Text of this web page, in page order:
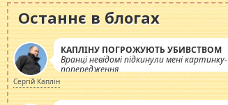
Останнє в блогах
КАПЛІНУ ПОГРОЖУЮТЬ УБИВСТВОМ
Вранці невідомі підкинули мені картинку-
попередження
Сергій Каплін